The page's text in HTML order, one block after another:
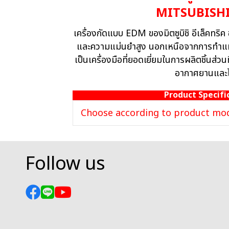
เครื่องกัดแบบ EDM ของมิตซูบิชิ อีเล็คทริ
และความแม่นยำสูง นอกเหนือจากการท
เป็นเครื่องมือที่ยอดเยี่ยมในการผลิตชิ้นส่ว
อากาศยานแล
Product
Choose according to product
Follow us